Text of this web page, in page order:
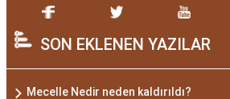
SON EKLENEN YAZILAR
Mecelle Nedir neden kaldırıldı?